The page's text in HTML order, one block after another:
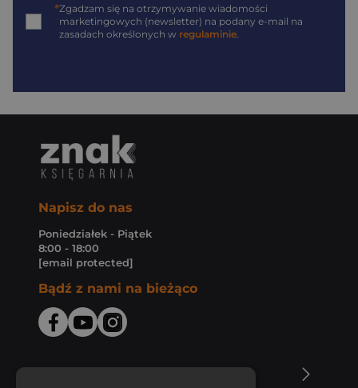
*Zgadzam się na otrzymywanie wiadomości
marketingowych (newsletter) na podany e-mail na
zasadach określonych w regulaminie
Napisz do nas
Poniedziałek - Piątek
8:00 - 18:00
[email protected]
Bądź z nami na bieżąco